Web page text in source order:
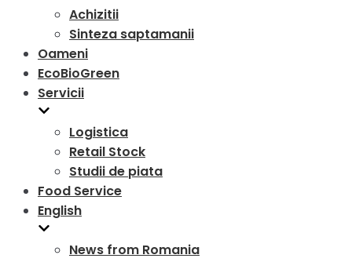
Achizitii
Sinteza saptamanii
Oameni
EcoBioGreen
Servicii
Logistica
Retail Stock
Studii de piata
Food Service
English
News from Romania